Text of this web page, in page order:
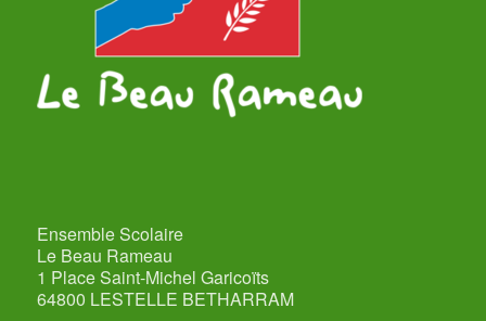
Ensemble Scolaire
Le Beau Rameau
1 Place Saint-Michel Garicoïts
64800 LESTELLE BETHARRAM